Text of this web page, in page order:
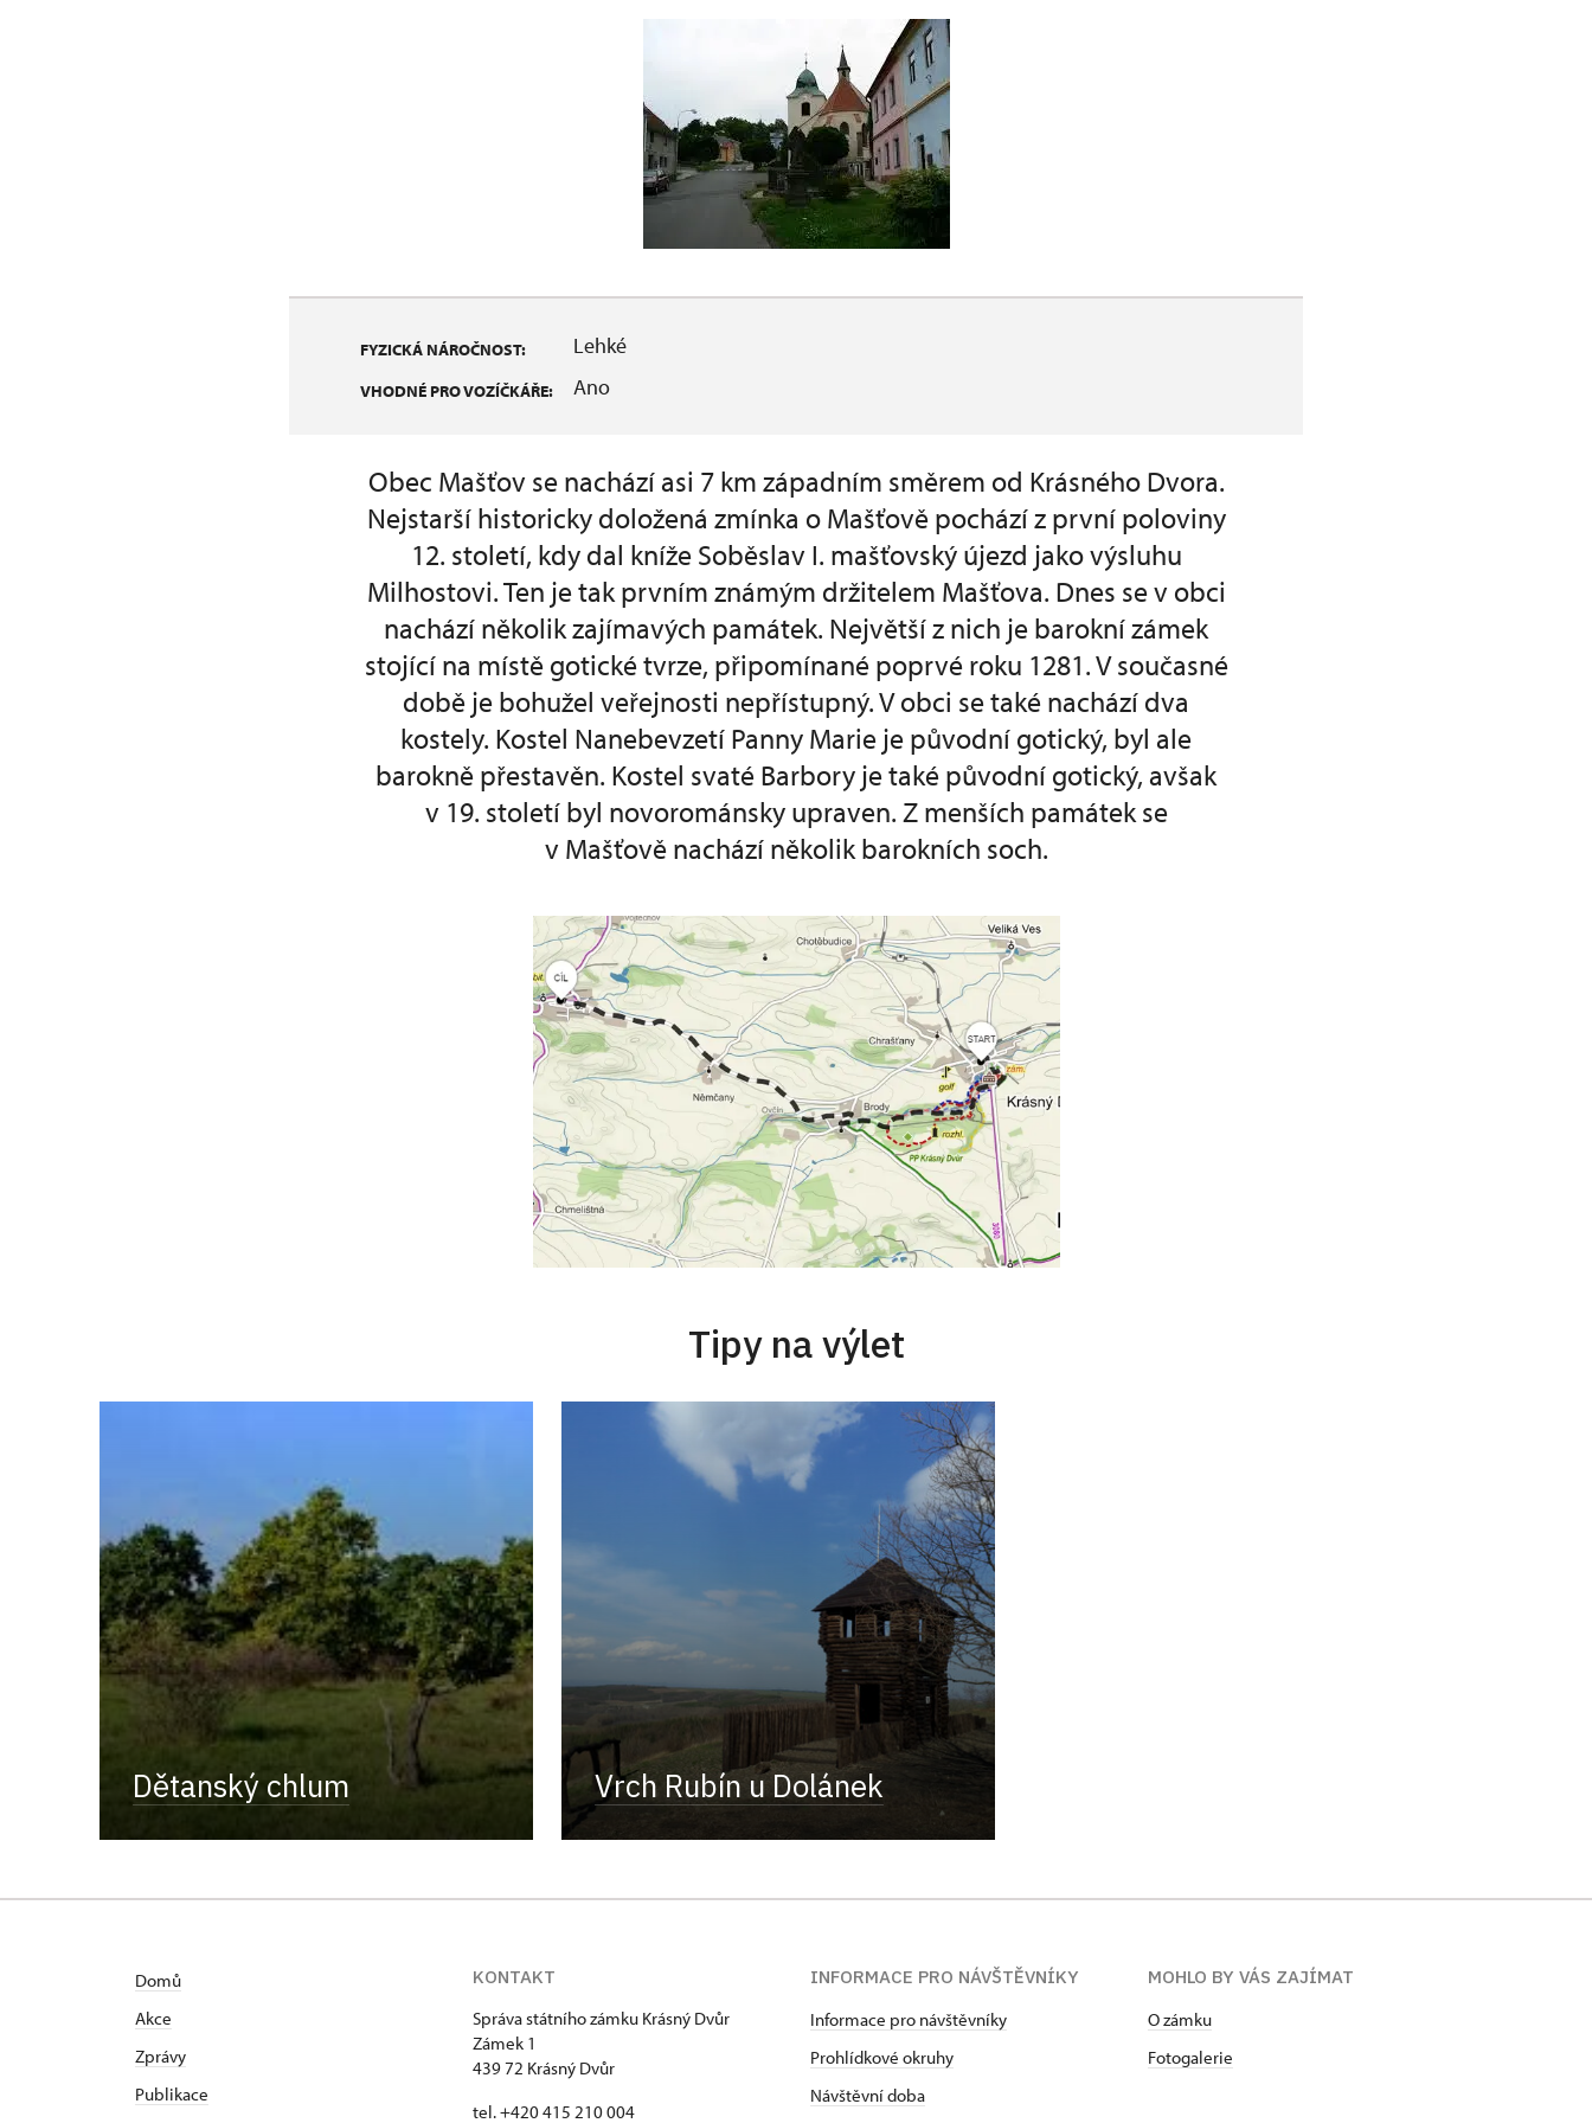
FYZICKÁ NÁROČNOST: Lehké
VHODNÉ PRO VOZÍČKÁŘE: Ano
Obec Mašťov se nachází asi 7 km západním směrem od Krásného Dvora.
Nejstarší historicky doložená zmínka o Mašťově pochází z první poloviny
12. století, kdy dal kníže Soběslav I. mašťovský újezd jako výsluhu
Milhostovi. Ten je tak prvním známým držitelem Mašťova. Dnes se v obci
nachází několik zajímavých památek. Největší z nich je barokní zámek
stojící na místě gotické tvrze, připomínané poprvé roku 1281. V současné
době je bohužel veřejnosti nepřístupný. V obci se také nachází dva
kostely. Kostel Nanebevzetí Panny Marie je původní gotický, byl ale
barokně přestavěn. Kostel svaté Barbory je také původní gotický, avšak
v 19. století byl novorománsky upraven. Z menších památek se
v Mašťově nachází několik barokních soch.
Tipy na výlet
Dětanský chlum Vrch Rubín u Dolánek
Domů
Akce
Zprávy
Publikace
KONTAKT
Správa státního zámku Krásný Dvůr
Zámek 1
439 72 Krásný Dvůr
tel. +420 415 210 004
INFORMACE PRO NÁVŠTĚVNÍKY
Informace pro návštěvníky
Prohlídkové okruhy
Návštěvní doba
MOHLO BY VÁS ZAJÍMAT
O zámku
Fotogalerie